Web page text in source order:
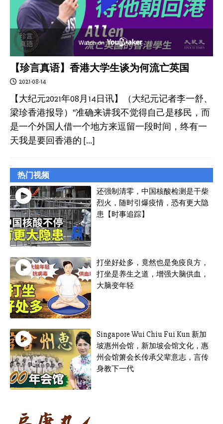
【珍言真语】香港大学生谈为何流亡英国
2021-08-14
【大纪元2021年08月14日讯】（大纪元记者李一舒、
梁珍香港报导）“准确来讲我不觉得自己是移民，而
是一个外国人借一个地方来逗留一段时间，终有一
天我是要回香港的 […]
热门视频
还强制清零，中国核酸检测是干柴
烈火，随时引爆疫情，恐有更大隐
患【时事追踪】
打坐好处多，竟然也是免疫良方，
打坐是养生之道，增强大脑供血，
大脑变年轻
Singapore Wui Chiu Fui Kun 新加
坡惠州会馆，新加坡会馆文化，惠
州会馆箫会长传承父辈意志，言传
身教下一代